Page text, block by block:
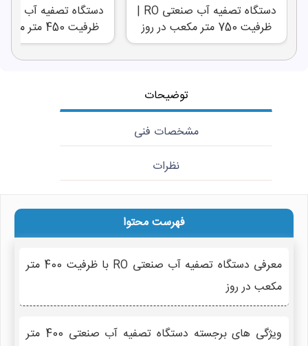
دستگاه تصفیه آب صنعتی RO |
ظرفیت 750 متر مکعب در روز
ظرفیت 450 متر مکعب در روز
توضیحات
مشخصات فنی
نظرات
فهرست محتوا
معرفی دستگاه تصفیه آب صنعتی RO با ظرفیت 400 متر
مکعب در روز
ویژگی های برجسته دستگاه تصفیه آب صنعتی 400 متر